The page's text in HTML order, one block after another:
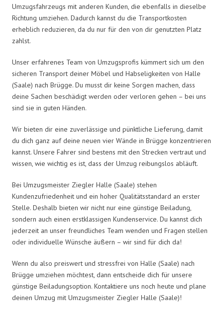
Umzugsfahrzeugs mit anderen Kunden, die ebenfalls in dieselbe
Richtung umziehen. Dadurch kannst du die Transportkosten
erheblich reduzieren, da du nur für den von dir genutzten Platz
zahlst.
Unser erfahrenes Team von Umzugsprofis kümmert sich um den
sicheren Transport deiner Möbel und Habseligkeiten von Halle
(Saale) nach Brügge. Du musst dir keine Sorgen machen, dass
deine Sachen beschädigt werden oder verloren gehen – bei uns
sind sie in guten Händen.
Wir bieten dir eine zuverlässige und pünktliche Lieferung, damit
du dich ganz auf deine neuen vier Wände in Brügge konzentrieren
kannst. Unsere Fahrer sind bestens mit den Strecken vertraut und
wissen, wie wichtig es ist, dass der Umzug reibungslos abläuft.
Bei Umzugsmeister Ziegler Halle (Saale) stehen
Kundenzufriedenheit und ein hoher Qualitätsstandard an erster
Stelle. Deshalb bieten wir nicht nur eine günstige Beiladung,
sondern auch einen erstklassigen Kundenservice. Du kannst dich
jederzeit an unser freundliches Team wenden und Fragen stellen
oder individuelle Wünsche äußern – wir sind für dich da!
Wenn du also preiswert und stressfrei von Halle (Saale) nach
Brügge umziehen möchtest, dann entscheide dich für unsere
günstige Beiladungsoption. Kontaktiere uns noch heute und plane
deinen Umzug mit Umzugsmeister Ziegler Halle (Saale)!